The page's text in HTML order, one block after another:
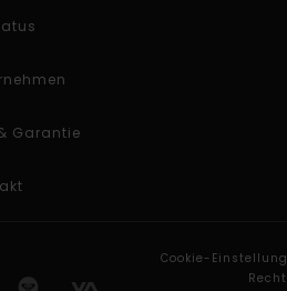
Garantie
Cookie-